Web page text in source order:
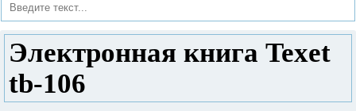
Электронная книга Texet
tb-106